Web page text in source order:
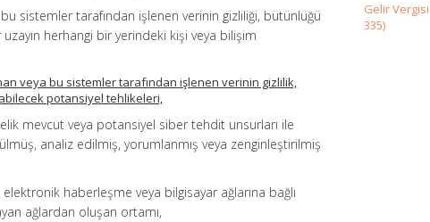
sistemler tarafından işlenen verinin gizliliği, bütünlüğü
herhangi bir yerindeki kişi veya bilişim
veya bu sistemler tarafından işlenen verinin gizlilik,
potansiyel tehlikeleri,
mevcut veya potansiyel siber tehdit unsurları ile
analiz edilmiş, yorumlanmış veya zenginleştirilmiş
haberleşme veya bilgisayar ağlarına bağlı
ağlardan oluşan ortamı,
Gelir
335)